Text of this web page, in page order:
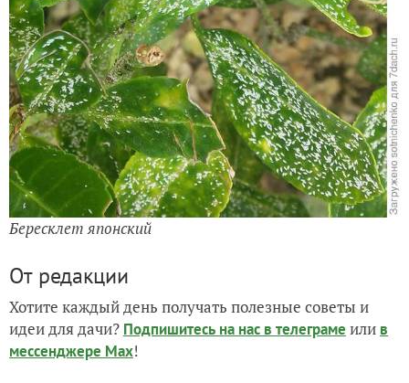
Бересклет японский
От редакции
Хотите каждый день получать полезные советы и
идеи для дачи? Подпишитесь на нас в телеграме или в
мессенджере Max!